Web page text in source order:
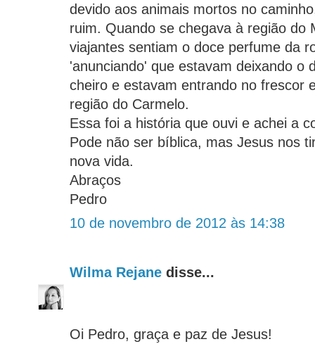
devido aos animais mortos no
ruim. Quando se chegava à região do
viajantes sentiam o doce perfume da
'anunciando' que estavam deixando o
cheiro e estavam entrando no frescor
região do Carmelo.
Essa foi a história que ouvi e achei a
Pode não ser bíblica, mas Jesus nos
nova vida.
Abraços
Pedro
10 de novembro de 2012 às 14:38
Wilma Rejane disse...
Oi Pedro, graça e paz de Jesus!